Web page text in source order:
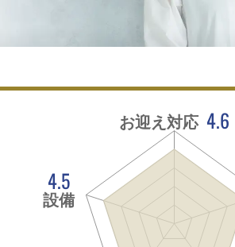
お迎え対応 4.6
4.5
設備